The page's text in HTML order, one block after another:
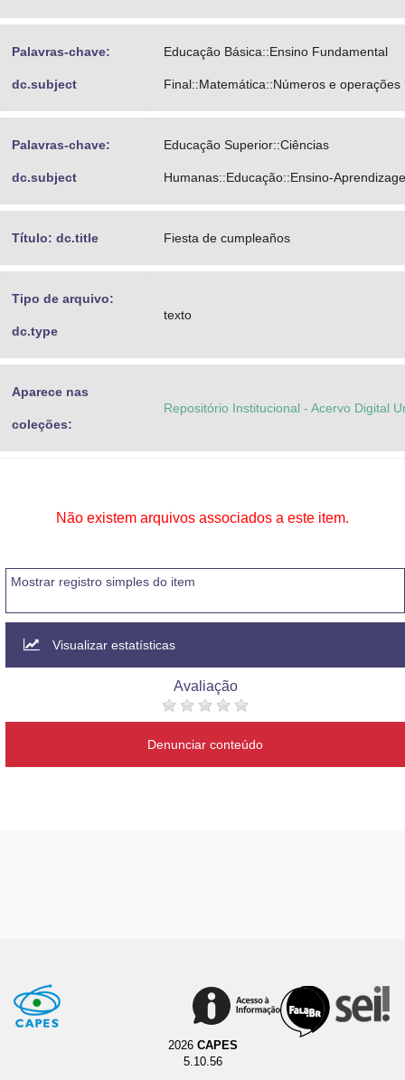
Palavras-chave:
dc.subject
Educação Básica::Ensino Fundamental
Final::Matemática::Números e operações
Palavras-chave:
dc.subject
Educação Superior::Ciências
Humanas::Educação::Ensino-
Título: dc.title Fiesta de cumpleaños
Tipo de arquivo:
dc.type
texto
Aparece nas
coleções:
Repositório Institucional - Acervo Digital
Não existem arquivos associados a este item.
Mostrar registro simples do item
Visualizar estatísticas
Avaliação
Denunciar conteúdo
2026 CAPES
5.10.56